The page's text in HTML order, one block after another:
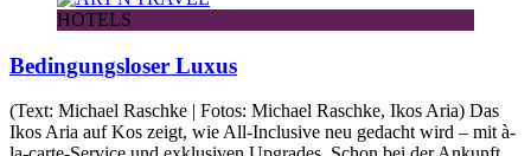
HOTELS
Bedingungsloser Luxus
(Text: Michael Raschke | Fotos: Michael Raschke, Ikos Aria) Das
Ikos Aria auf Kos zeigt, wie All-Inclusive neu gedacht wird – mit à-